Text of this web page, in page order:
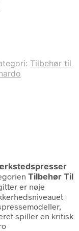
Tilbehør til
Tilbehør Til
er nøje
spiller en kritisk